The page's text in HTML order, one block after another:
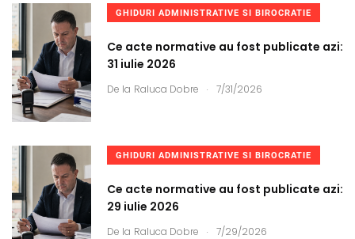
GHIDURI ADMINISTRATIVE SI BIROCRATIE
Ce acte normative au fost publicate azi:
31 iulie 2026
De la Raluca Dobre . 7/31/2026
GHIDURI ADMINISTRATIVE SI BIROCRATIE
Ce acte normative au fost publicate azi:
29 iulie 2026
De la Raluca Dobre . 7/29/2026